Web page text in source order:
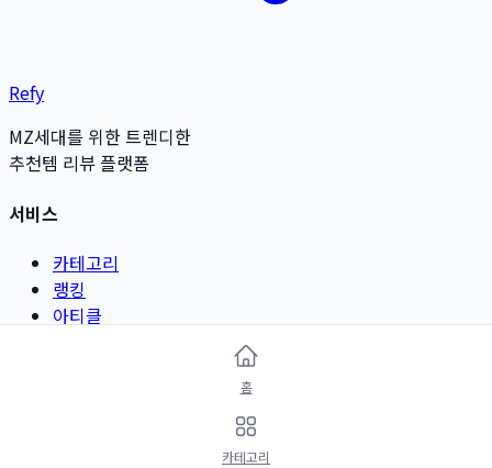
Refy
MZ세대를 위한 트렌디한
추천템 리뷰 플랫폼
서비스
카테고리
랭킹
아티클
홈
카테고리